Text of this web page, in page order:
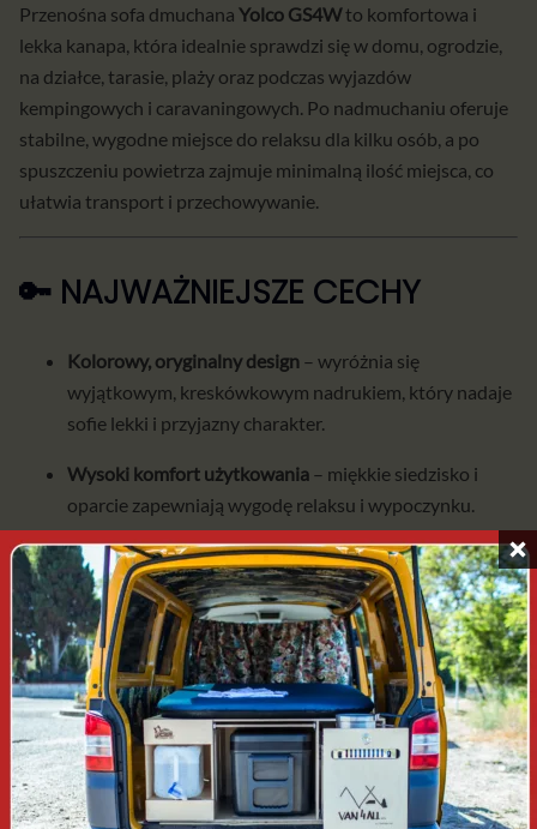
Przenośna sofa dmuchana Yolco GS4Wto komfortowa i
lekka kanapa, która idealnie sprawdzi się w domu, ogrodzie,
na działce, tarasie, plaży oraz podczas wyjazdów
kempingowych i caravaningowych. Po nadmuchaniu oferuje
stabilne, wygodne miejsce do relaksu dla kilku osób, a po
spuszczeniu powietrza zajmuje minimalną ilość miejsca, co
ułatwia transport i przechowywanie.
🔑 NAJWAŻNIEJSZE CECHY
Kolorowy, oryginalny design – wyróżnia się
wyjątkowym, kreskówkowym nadrukiem, który nadaje
sofie lekki i przyjazny charakter.
Wysoki komfort użytkowania – miękkie siedzisko i
oparcie zapewniają wygodę relaksu i wypoczynku.
Łatwe pompowanie i spuszczanie powietrza– zawór
bostoński pozwala szybko przygotować sofę do użytku
oraz złożyć ją po skończonej imprezie lub biwaku.
Kompaktowa po złożeniu– po spuszczeniu powietrza
sofa zajmuje bardzo mało miejsca, co ułatwia jej
przewożenie w kamperze lub samochodzie.
Praktyczny pokrowiec i akcesoria w zestawie– sofa
jest dostarczana z torbą transportową, pompką nożną,